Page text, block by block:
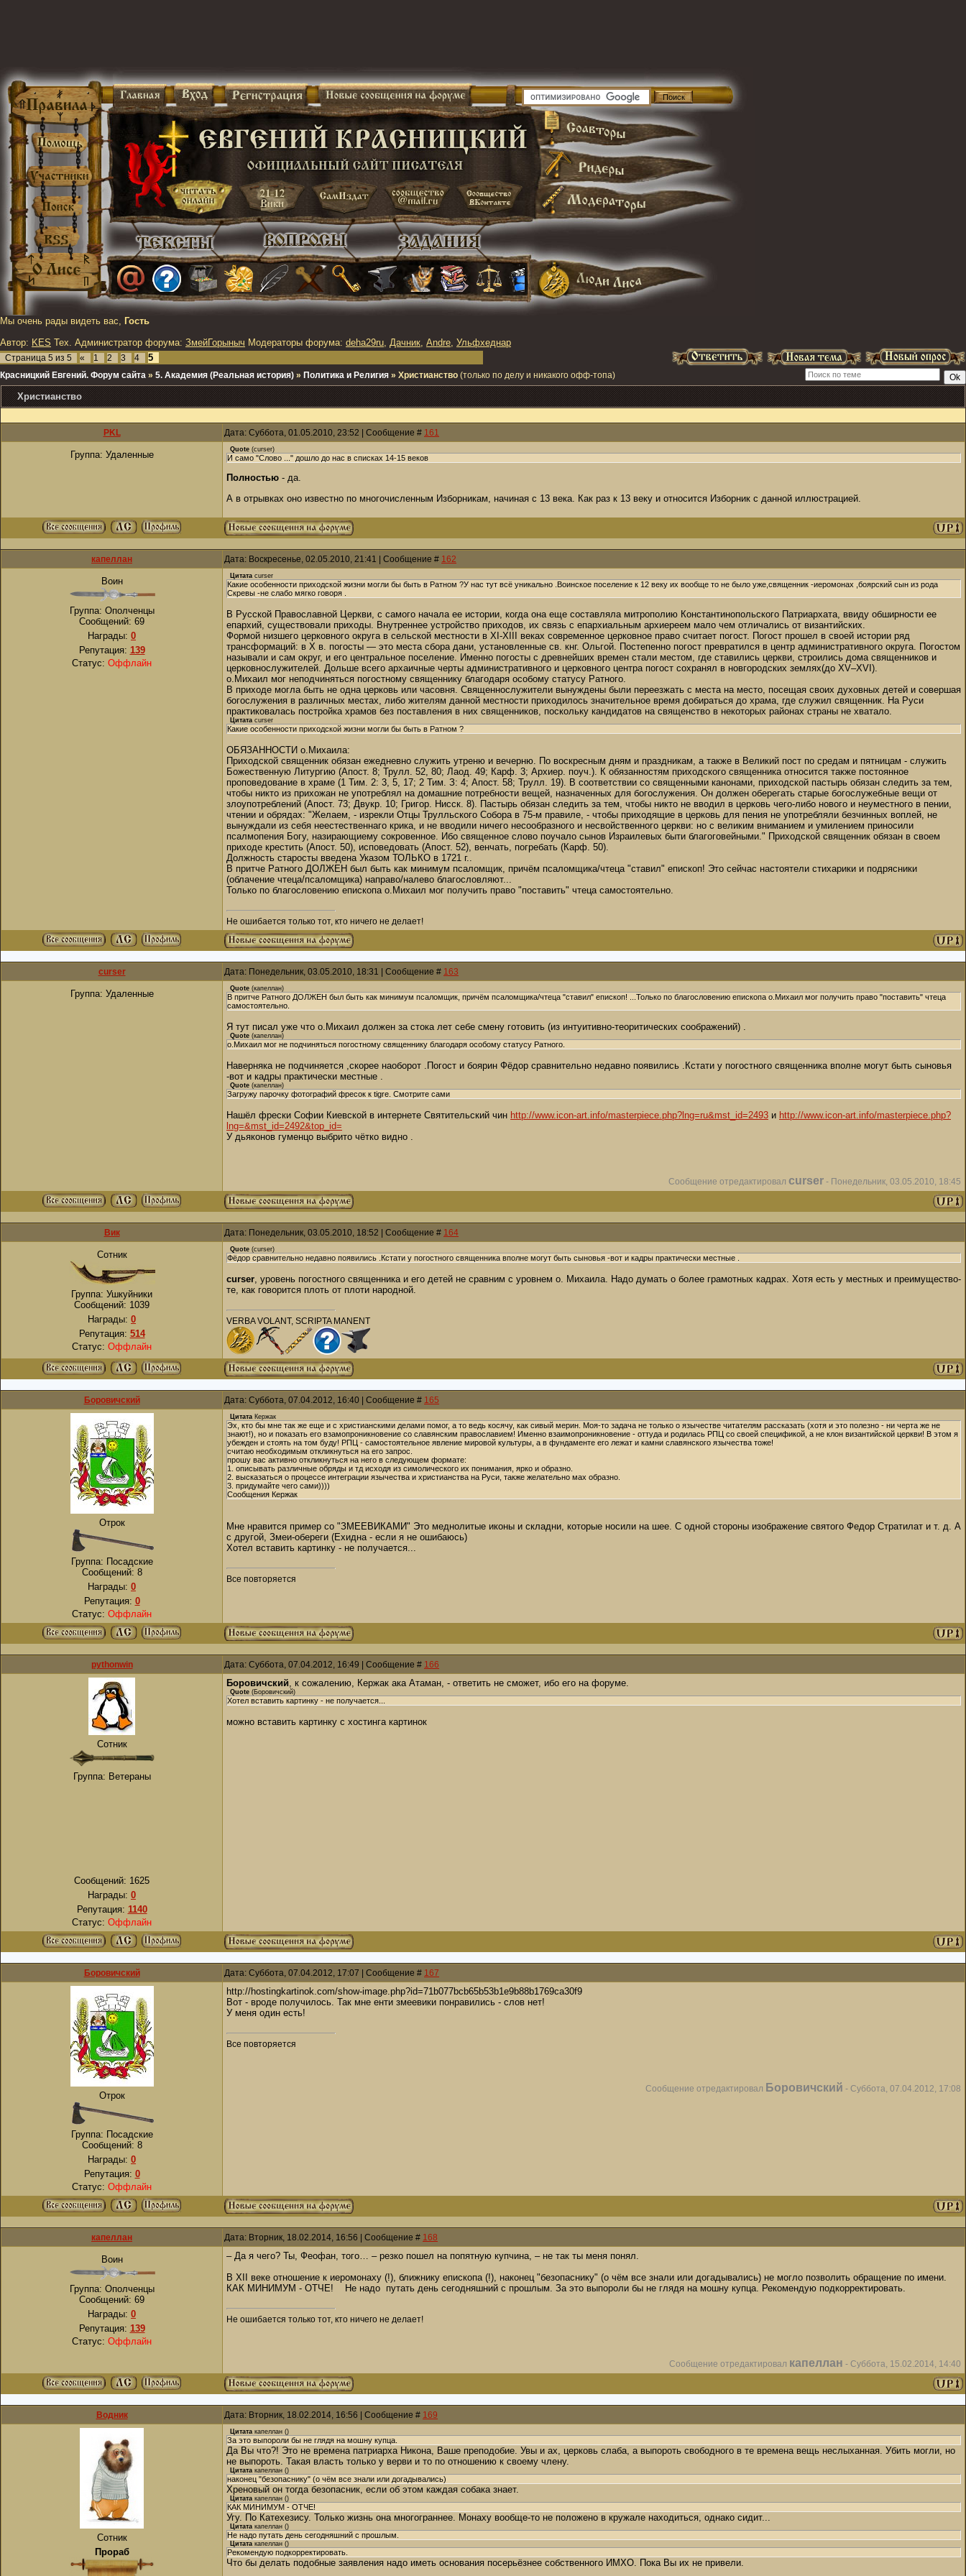
Мы очень рады видеть вас, Гость
Автор: KES Тех. Администратор форума: ЗмейГорыныч Модераторы форума: deha29ru, Дачник, Andre, Ульфхеднар
Страница 5 из 5 « 1 2 3 4 5
Красницкий Евгений. Форум сайта » 5. Академия (Реальная история) » Политика и Религия » Христианство (только по делу и никакого офф-топа)
Христианство
PKL Дата: Суббота, 01.05.2010, 23:52 | Сообщение # 161
Группа: Удаленные Quote (curser)
И само "Слово ..." дошло до нас в списках 14-15 веков
Полностью - да.
А в отрывках оно известно по многочисленным Изборникам, начиная с 13 века. Как раз к 13 веку и относится Изборник с данной иллюстрацией.
капеллан Дата: Воскресенье, 02.05.2010, 21:41 | Сообщение # 162
Воин
Группа: Ополченцы
Сообщений: 69
Награды: 0
Репутация: 139
Статус: Оффлайн
Цитата curser
Какие особенности приходской жизни могли бы быть в Ратном ?У нас тут всё уникально .Воинское поселение к 12 веку их вообще то не было уже,священник -иеромонах ,боярский сын из рода
Скревы -не слабо мягко говоря .
В Русской Православной Церкви, с самого начала ее истории, когда она еще составляла митрополию Константинопольского Патриархата, ввиду обширности ее
епархий, существовали приходы. Внутреннее устройство приходов, их связь с епархиальным архиереем мало чем отличались от византийских.
Формой низшего церковного округа в сельской местности в XI-XIII веках современное церковное право считает погост. Погост прошел в своей истории ряд
трансформаций: в X в. погосты — это места сбора дани, установленные св. кнг. Ольгой. Постепенно погост превратился в центр административного округа. Погостом
называли и сам округ, и его центральное поселение. Именно погосты с древнейших времен стали местом, где ставились церкви, строились дома священников и
церковнослужителей. Дольше всего архаичные черты административного и церковного центра погост сохранял в новгородских землях(до XV–XVI).
о.Михаил мог неподчиняться погостному священнику благодаря особому статусу Ратного.
В приходе могла быть не одна церковь или часовня. Священнослужители вынуждены были переезжать с места на место, посещая своих духовных детей и совершая
богослужения в различных местах, либо жителям данной местности приходилось значительное время добираться до храма, где служил священник. На Руси
практиковалась постройка храмов без поставления в них священников, поскольку кандидатов на священство в некоторых районах страны не хватало.
Цитата curser
Какие особенности приходской жизни могли бы быть в Ратном ?
ОБЯЗАННОСТИ о.Михаила:
Приходской священник обязан ежедневно служить утреню и вечерню. По воскресным дням и праздникам, а также в Великий пост по средам и пятницам - служить
Божественную Литургию (Апост. 8; Трулл. 52, 80; Лаод. 49; Карф. 3; Архиер. поуч.). К обязанностям приходского священника относится также постоянное
проповедование в храме (1 Тим. 2: 3, 5, 17; 2 Тим. З: 4; Апост. 58; Трулл. 19). В соответствии со священными канонами, приходской пастырь обязан следить за тем,
чтобы никто из прихожан не употреблял на домашние потребности вещей, назначенных для богослужения. Он должен оберегать старые богослужебные вещи от
злоупотреблений (Апост. 73; Двукр. 10; Григор. Нисск. 8). Пастырь обязан следить за тем, чтобы никто не вводил в церковь чего-либо нового и неуместного в пении,
чтении и обрядах: "Желаем, - изрекли Отцы Трулльского Собора в 75-м правиле, - чтобы приходящие в церковь для пения не употребляли безчинных воплей, не
вынуждали из себя неестественнаго крика, и не вводили ничего несообразного и несвойственного церкви: но с великим вниманием и умилением приносили
псалмопения Богу, назирающиему сокровенное. Ибо священное слово поучало сынов Израилевых быти благоговейными." Приходской священник обязан в своем
приходе крестить (Апост. 50), исповедовать (Апост. 52), венчать, погребать (Карф. 50).
Должность старосты введена Указом ТОЛЬКО в 1721 г..
В притче Ратного ДОЛЖЕН был быть как минимум псаломщик, причём псаломщика/чтеца "ставил" епископ! Это сейчас настоятели стихарики и подрясники
(облачение чтеца/псаломщика) направо/налево благословляют...
Только по благословению епископа о.Михаил мог получить право "поставить" чтеца самостоятельно.
Не ошибается только тот, кто ничего не делает!
curser Дата: Понедельник, 03.05.2010, 18:31 | Сообщение # 163
Группа: Удаленные Quote (капеллан)
В притче Ратного ДОЛЖЕН был быть как минимум псаломщик, причём псаломщика/чтеца "ставил" епископ! ...Только по благословению епископа о.Михаил мог получить право "поставить" чтеца
самостоятельно.
Я тут писал уже что о.Михаил должен за стока лет себе смену готовить (из интуитивно-теоритических соображений) .
Quote (капеллан)
о.Михаил мог не подчиняться погостному священнику благодаря особому статусу Ратного.
Наверняка не подчиняется ,скорее наоборот .Погост и боярин Фёдор сравнительно недавно появились .Кстати у погостного священника вполне могут быть сыновья
-вот и кадры практически местные .
Quote (капеллан)
Загружу парочку фотографий фресок к tigre. Смотрите сами
Нашёл фрески Софии Киевской в интернете Святительский чин http://www.icon-art.info/masterpiece.php?lng=ru&mst_id=2493 и http://www.icon-art.info/masterpiece.php?
lng=&mst_id=2492&top_id=
У дьяконов гуменцо выбрито чётко видно .
Сообщение отредактировал curser - Понедельник, 03.05.2010, 18:45
Вик Дата: Понедельник, 03.05.2010, 18:52 | Сообщение # 164
Сотник
Группа: Ушкуйники
Сообщений: 1039
Награды: 0
Репутация: 514
Статус: Оффлайн
Quote (curser)
Фёдор сравнительно недавно появились .Кстати у погостного священника вполне могут быть сыновья -вот и кадры практически местные .
curser, уровень погостного священника и его детей не сравним с уровнем о. Михаила. Надо думать о более грамотных кадрах. Хотя есть у местных и преимущество-
те, как говорится плоть от плоти народной.
VERBA VOLANT, SCRIPTA MANENT
Боровичский Дата: Суббота, 07.04.2012, 16:40 | Сообщение # 165
Отрок
Группа: Посадские
Сообщений: 8
Награды: 0
Репутация: 0
Статус: Оффлайн
Цитата Кержак
Эх, кто бы мне так же еще и с христианскими делами помог, а то ведь косячу, как сивый мерин. Моя-то задача не только о язычестве читателям рассказать (хотя и это полезно - ни черта же не
знают!), но и показать его взамопроникновение со славянским православием! Именно взаимопроникновение - оттуда и родилась РПЦ со своей спецификой, а не клон византийской церкви! В этом я
убежден и стоять на том буду! РПЦ - самостоятельное явление мировой культуры, а в фундаменте его лежат и камни славянского язычества тоже!
считаю необходимым откликнуться на его запрос.
прошу вас активно откликнуться на него в следующем формате:
1. описывать различные обряды и тд исходя из симолического их понимания, ярко и образно.
2. высказаться о процессе интеграции язычества и христианства на Руси, также желательно мах образно.
3. придумайте чего сами))))
Cообщения Кержак
Мне нравится пример со "ЗМЕЕВИКАМИ" Это меднолитые иконы и складни, которые носили на шее. С одной стороны изображение святого Федор Стратилат и т. д. А
с другой, Змеи-обереги (Ехидна - если я не ошибаюсь)
Хотел вставить картинку - не получается...
Все повторяется
pythonwin Дата: Суббота, 07.04.2012, 16:49 | Сообщение # 166
Сотник
Группа: Ветераны
Сообщений: 1625
Награды: 0
Репутация: 1140
Статус: Оффлайн
Боровичский, к сожалению, Кержак ака Атаман, - ответить не сможет, ибо его на форуме.
Quote (Боровичский)
Хотел вставить картинку - не получается...
можно вставить картинку с хостинга картинок
Боровичский Дата: Суббота, 07.04.2012, 17:07 | Сообщение # 167
Отрок
Группа: Посадские
Сообщений: 8
Награды: 0
Репутация: 0
Статус: Оффлайн
http://hostingkartinok.com/show-image.php?id=71b077bcb65b53b1e9b88b1769ca30f9
Вот - вроде получилось. Так мне енти змеевики понравились - слов нет!
У меня один есть!
Все повторяется
Сообщение отредактировал Боровичский - Суббота, 07.04.2012, 17:08
капеллан Дата: Вторник, 18.02.2014, 16:56 | Сообщение # 168
Воин
Группа: Ополченцы
Сообщений: 69
Награды: 0
Репутация: 139
Статус: Оффлайн
– Да я чего? Ты, Феофан, того… – резко пошел на попятную купчина, – не так ты меня понял.
В XII веке отношение к иеромонаху (!), ближнику епископа (!), наконец "безопаснику" (о чём все знали или догадывались) не могло позволить обращение по имени.
КАК МИНИМУМ - ОТЧЕ! Не надо путать день сегодняшний с прошлым. За это выпороли бы не глядя на мошну купца. Рекомендую подкорректировать.
Не ошибается только тот, кто ничего не делает!
Сообщение отредактировал капеллан - Суббота, 15.02.2014, 14:40
Водник Дата: Вторник, 18.02.2014, 16:56 | Сообщение # 169
Сотник
Прораб
Цитата капеллан ()
За это выпороли бы не глядя на мошну купца.
Да Вы что?! Это не времена патриарха Никона, Ваше преподобие. Увы и ах, церковь слаба, а выпороть свободного в те времена вещь неслыханная. Убить могли, но
не выпороть. Такая власть только у верви и то по отношению к своему члену.
Цитата капеллан ()
наконец "безопаснику" (о чём все знали или догадывались)
Хреновый он тогда безопасник, если об этом каждая собака знает.
Цитата капеллан ()
КАК МИНИМУМ - ОТЧЕ!
Угу. По Катехезису. Только жизнь она многограннее. Монаху вообще-то не положено в кружале находиться, однако сидит...
Цитата капеллан ()
Не надо путать день сегодняшний с прошлым.
Цитата капеллан ()
Рекомендую подкорректировать.
Что бы делать подобные заявления надо иметь основания посерьёзнее собственного ИМХО. Пока Вы их не привели.